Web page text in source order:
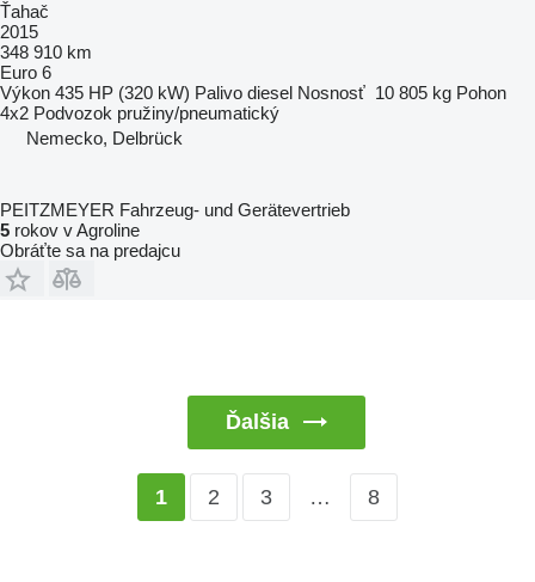
Ťahač
2015
348 910 km
Euro 6
Výkon 435 HP (320 kW) Palivo diesel Nosnosť 10 805 kg Pohon
4x2 Podvozok pružiny/pneumatický
Nemecko, Delbrück
PEITZMEYER Fahrzeug- und Gerätevertrieb
5 rokov v Agroline
Obráťte sa na predajcu
Ďalšia
1 2 3 … 8